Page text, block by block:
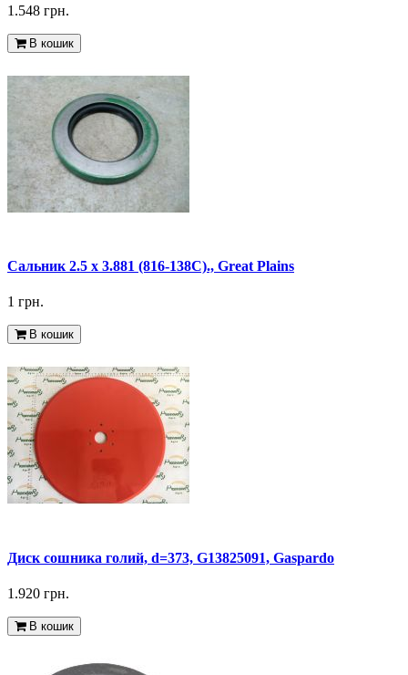
1.548 грн.
В кошик
Сальник 2.5 x 3.881 (816-138C)., Great Plains
1 грн.
В кошик
Диск сошника голий, d=373, G13825091, Gaspardo
1.920 грн.
В кошик